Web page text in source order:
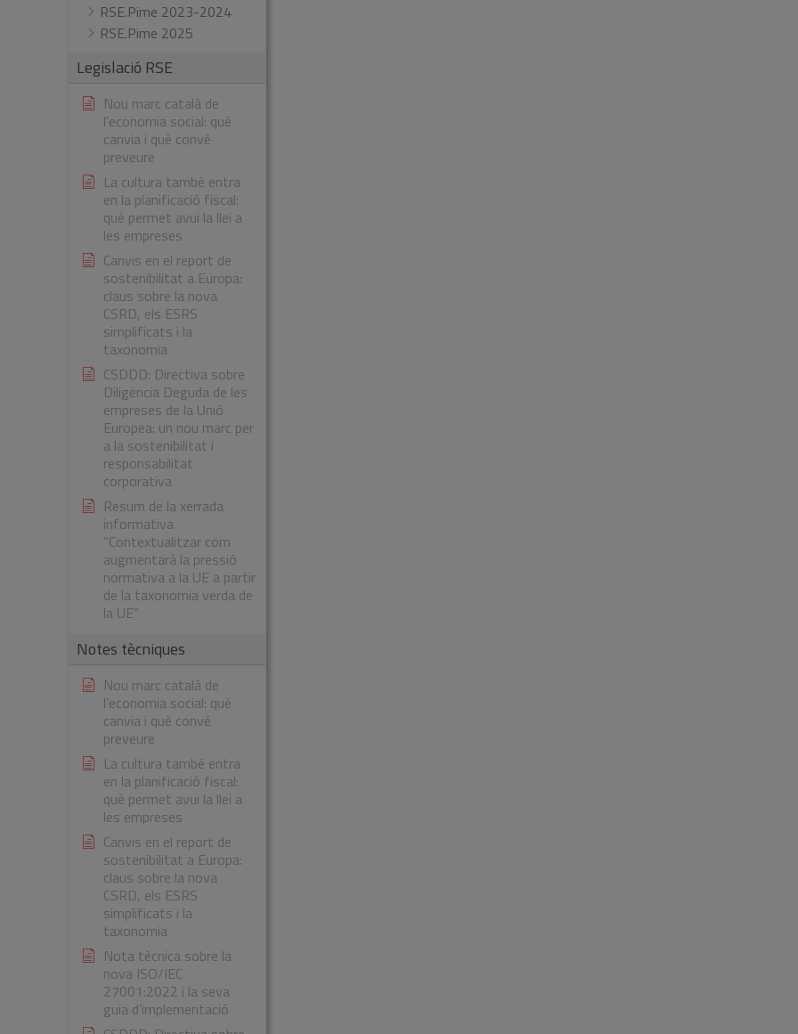
RSE.Pime 2023-2024
RSE.Pime 2025
Legislació RSE
Nou marc català de
l’economia social: què
canvia i què convé
preveure
La cultura també entra
en la planificació fiscal:
què permet avui la llei a
les empreses
Canvis en el report de
sostenibilitat a Europa:
claus sobre la nova
CSRD, els ESRS
simplificats i la
taxonomia
CSDDD: Directiva sobre
Diligència Deguda de les
empreses de la Unió
Europea: un nou marc per
a la sostenibilitat i
responsabilitat
corporativa
Resum de la xerrada
informativa
“Contextualitzar com
augmentarà la pressió
normativa a la UE a partir
de la taxonomia verda de
la UE”
Notes tècniques
Nou marc català de
l’economia social: què
canvia i què convé
preveure
La cultura també entra
en la planificació fiscal:
què permet avui la llei a
les empreses
Canvis en el report de
sostenibilitat a Europa:
claus sobre la nova
CSRD, els ESRS
simplificats i la
taxonomia
Nota tècnica sobre la
nova ISO/IEC
27001:2022 i la seva
guia d’implementació